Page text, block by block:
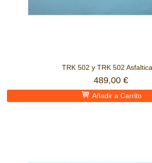
TRK 502 y TRK 502
489,00 €
Añadir a Carrito